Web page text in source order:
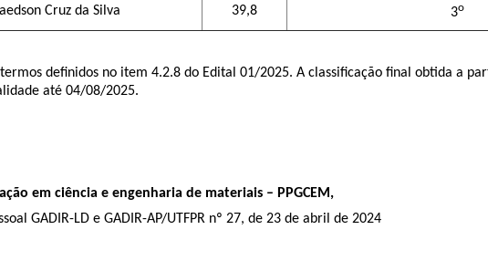
Cruz da Silva 39,8 3o
definidos no item 4.2.8 do Edital 01/2025. A classificação final obtida a
até 04/08/2025.
em ciência e engenharia de materiais – PPGCEM,
GADIR-LD e GADIR-AP/UTFPR nº 27, de 23 de abril de 2024